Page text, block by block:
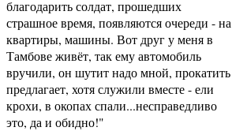
благодарить солдат, прошедших
страшное время, появляются очереди - на
квартиры, машины. Вот друг у меня в
Тамбове живёт, так ему автомобиль
вручили, он шутит надо мной, прокатить
предлагает, хотя служили вместе - ели
крохи, в окопах спали...несправедливо
это, да и обидно!"